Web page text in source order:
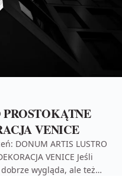
VENICE
DONUM ARTIS LUSTRO
VENICE Jeśli
wygląda, ale też